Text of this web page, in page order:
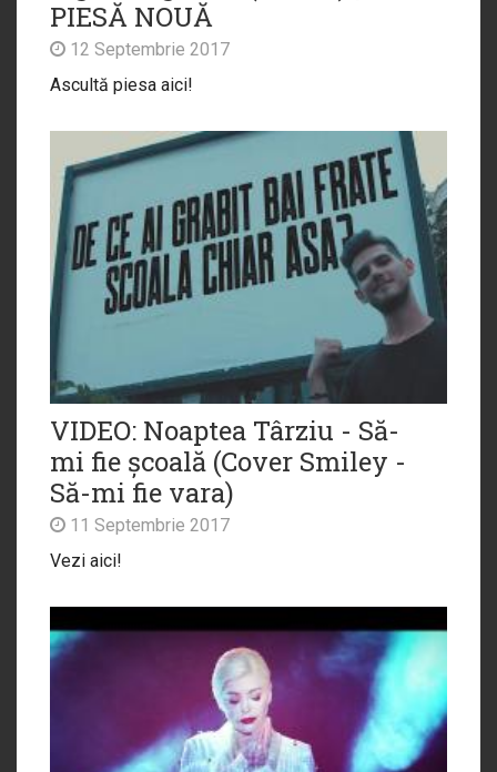
PIESĂ NOUĂ
12 Septembrie 2017
Ascultă piesa aici!
VIDEO: Noaptea Târziu - Să-
mi fie școală (Cover Smiley -
Să-mi fie vara)
11 Septembrie 2017
Vezi aici!